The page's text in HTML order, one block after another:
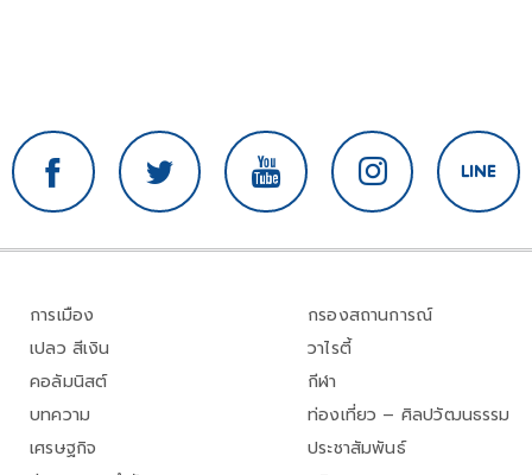
การเมือง
เปลว สีเงิน
คอลัมนิสต์
บทความ
เศรษฐกิจ
กรองสถานการณ์
วาไรตี้
กีฬา
ท่องเที่ยว – ศิลปวัฒนธรรม
ประชาสัมพันธ์